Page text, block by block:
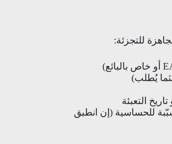
للتجزئة:
يُطلب)
التعبئة
للحساسية (إن انطبق